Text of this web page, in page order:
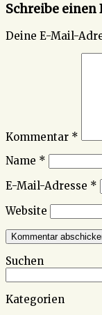
Schreibe
Deine E-Mail-
Kommentar *
Name *
E-Mail-Adresse *
Website
Suchen
Kategorien